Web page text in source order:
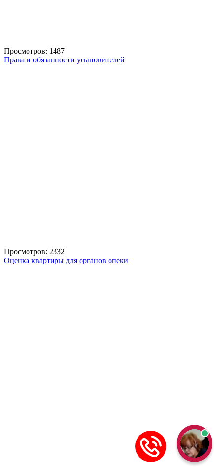
Просмотров: 1487
Права и обязанности усыновителей
Просмотров: 2332
Оценка квартиры для органов опеки